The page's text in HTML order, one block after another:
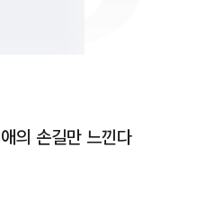
의 손길만 느낀다